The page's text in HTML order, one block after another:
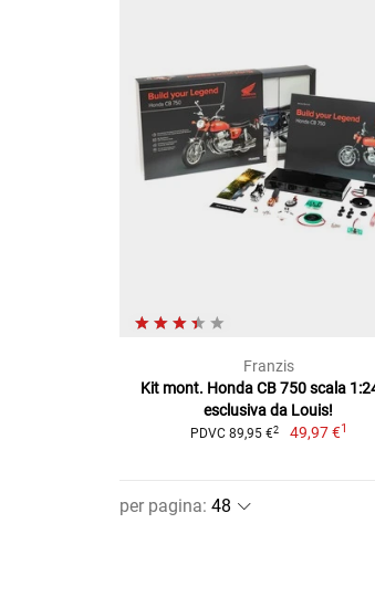
Franzis
Kit mont. Honda CB 750 scala
esclusiva da Louis!
PDVC 89,95 €2 49,97 €1
per pagina: